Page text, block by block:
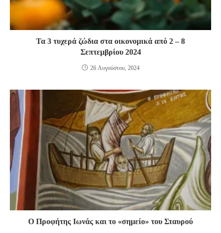
Τα 3 τυχερά ζώδια στα οικονομικά από 2 – 8
Σεπτεμβρίου 2024
26 Αυγούστου, 2024
Ο Προφήτης Ιωνάς και το «σημείο» του Σταυρού